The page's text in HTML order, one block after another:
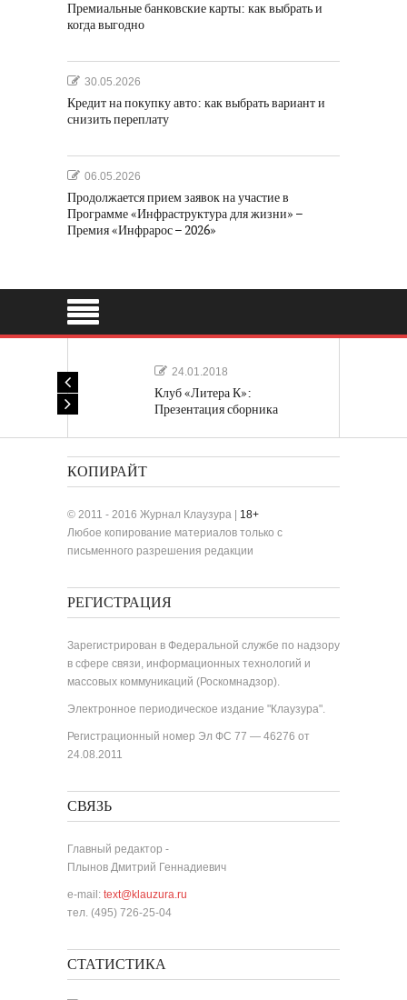
Премиальные банковские карты: как выбрать и
когда выгодно
30.05.2026
Кредит на покупку авто: как выбрать вариант и
снизить переплату
06.05.2026
Продолжается прием заявок на участие в
Программе «Инфраструктура для жизни» –
Премия «Инфрарос – 2026»
24.01.2018
Клуб «Литера К»:
Презентация сборника
КОПИРАЙТ
© 2011 - 2016 Журнал Клаузура | 18+
Любое копирование материалов только с
письменного разрешения редакции
РЕГИСТРАЦИЯ
Зарегистрирован в Федеральной службе по надзору
в сфере связи, информационных технологий и
массовых коммуникаций (Роскомнадзор).
Электронное периодическое издание "Клаузура".
Регистрационный номер Эл ФС 77 — 46276 от
24.08.2011
СВЯЗЬ
Главный редактор -
Плынов Дмитрий Геннадиевич
e-mail: text@klauzura.ru
тел. (495) 726-25-04
СТАТИСТИКА